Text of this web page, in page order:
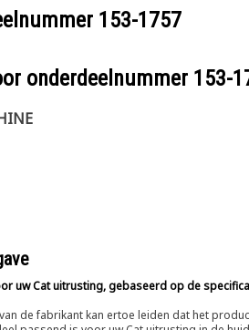
153-1757
onderdeelnummer 153-
uw Cat uitrusting, gebaseerd op de
de fabrikant kan ertoe leiden dat het